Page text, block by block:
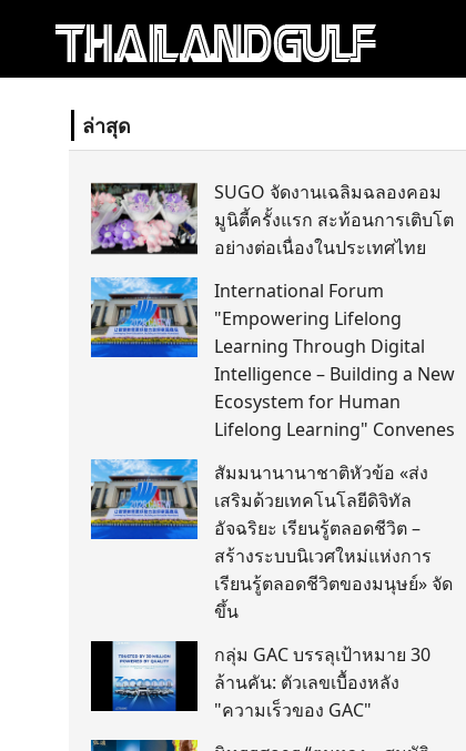
ล่าสุด
SUGO จัดงานเฉลิมฉลองคอม
มูนิตี้ครั้งแรก สะท้อนการเติบโต
อย่างต่อเนื่องในประเทศไทย
International Forum
"Empowering Lifelong
Learning Through Digital
Intelligence – Building a New
Ecosystem for Human
Lifelong Learning" Convenes
สัมมนานานาชาติหัวข้อ «ส่ง
เสริมด้วยเทคโนโลยีดิจิทัล
อัจฉริยะ เรียนรู้ตลอดชีวิต –
สร้างระบบนิเวศใหม่แห่งการ
เรียนรู้ตลอดชีวิตของมนุษย์» จัด
ขึ้น
กลุ่ม GAC บรรลุเป้าหมาย 30
ล้านคัน: ตัวเลขเบื้องหลัง
"ความเร็วของ GAC"